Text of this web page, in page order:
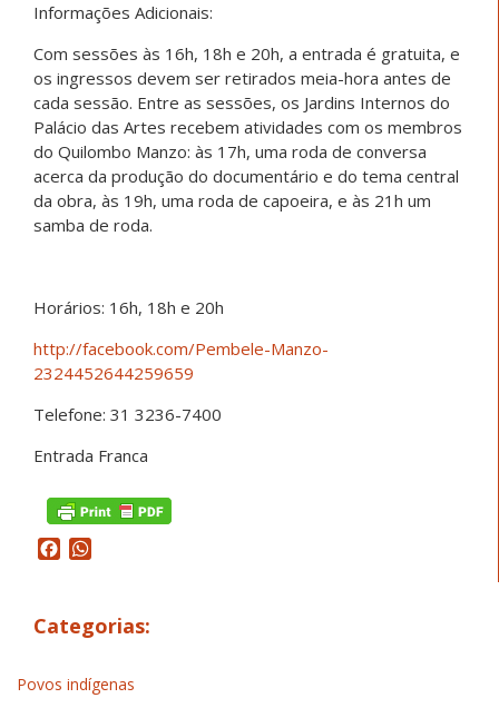
Informações Adicionais:
Com sessões às 16h, 18h e 20h, a entrada é gratuita, e
os ingressos devem ser retirados meia-hora antes de
cada sessão. Entre as sessões, os Jardins Internos do
Palácio das Artes recebem atividades com os membros
do Quilombo Manzo: às 17h, uma roda de conversa
acerca da produção do documentário e do tema central
da obra, às 19h, uma roda de capoeira, e às 21h um
samba de roda.
Horários: 16h, 18h e 20h
http://facebook.com/Pembele-Manzo-
2324452644259659
Telefone: 31 3236-7400
Entrada Franca
Facebook
Categorias:
Povos indígenas